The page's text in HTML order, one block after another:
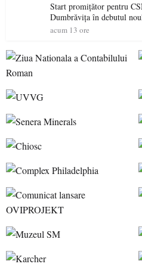
Start promițător pentru
Dumbrăvița în debutul
acum 13 ore